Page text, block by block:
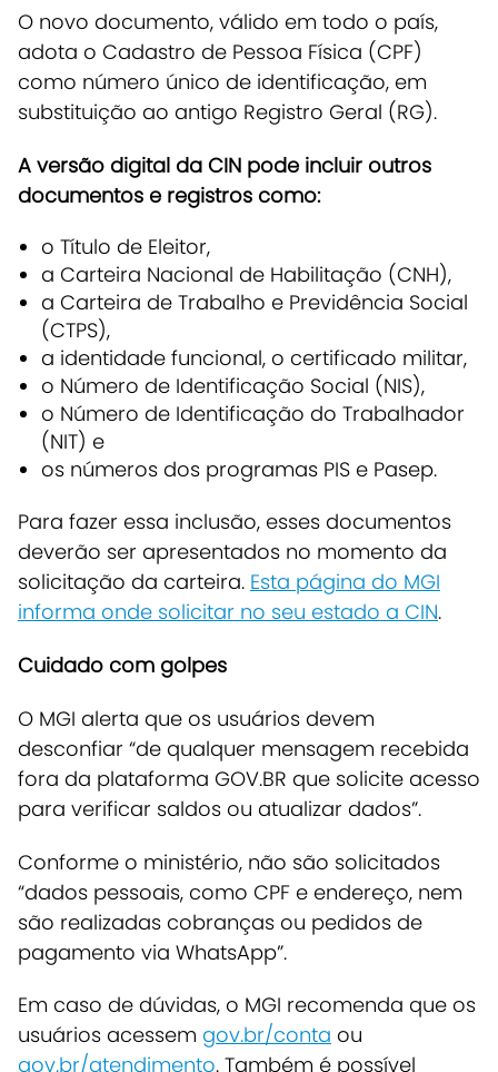
O novo documento, válido em todo o país,
adota o Cadastro de Pessoa Física (CPF)
como número único de identificação, em
substituição ao antigo Registro Geral (RG).
A versão digital da CIN pode incluir outros
documentos e registros como:
o Título de Eleitor,
a Carteira Nacional de Habilitação (CNH),
a Carteira de Trabalho e Previdência Social
(CTPS),
a identidade funcional, o certificado militar,
o Número de Identificação Social (NIS),
o Número de Identificação do Trabalhador
(NIT) e
os números dos programas PIS e Pasep.
Para fazer essa inclusão, esses documentos
deverão ser apresentados no momento da
solicitação da carteira. Esta página do MGI
informa onde solicitar no seu estado a CIN.
Cuidado com golpes
O MGI alerta que os usuários devem
desconfiar “de qualquer mensagem recebida
fora da plataforma GOV.BR que solicite acesso
para verificar saldos ou atualizar dados”.
Conforme o ministério, não são solicitados
“dados pessoais, como CPF e endereço, nem
são realizadas cobranças ou pedidos de
pagamento via WhatsApp”.
Em caso de dúvidas, o MGI recomenda que os
usuários acessem gov.br/conta ou
gov.br/atendimento. Também é possível